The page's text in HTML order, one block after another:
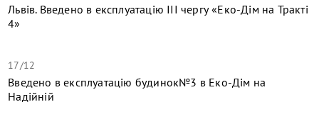
Львів. Введено в експлуатацію ІІІ чергу «Еко-Дім на Тракті
4»
17/12
​Введено в експлуатацію будинок№3 в Еко-Дім на
Надійній